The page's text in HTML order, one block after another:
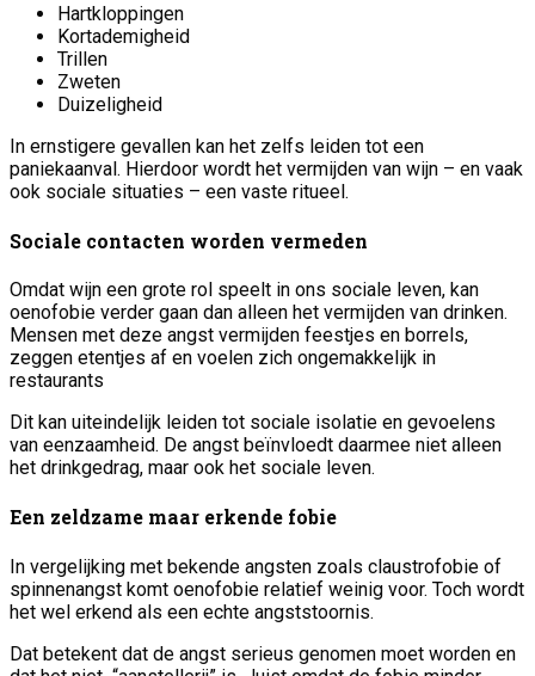
Hartkloppingen
Kortademigheid
Trillen
Zweten
Duizeligheid
In ernstigere gevallen kan het zelfs leiden tot een
paniekaanval. Hierdoor wordt het vermijden van wijn – en vaak
ook sociale situaties – een vaste ritueel.
Sociale contacten worden vermeden
Omdat wijn een grote rol speelt in ons sociale leven, kan
oenofobie verder gaan dan alleen het vermijden van drinken.
Mensen met deze angst vermijden feestjes en borrels,
zeggen etentjes af en voelen zich ongemakkelijk in
restaurants
Dit kan uiteindelijk leiden tot sociale isolatie en gevoelens
van eenzaamheid. De angst beïnvloedt daarmee niet alleen
het drinkgedrag, maar ook het sociale leven.
Een zeldzame maar erkende fobie
In vergelijking met bekende angsten zoals claustrofobie of
spinnenangst komt oenofobie relatief weinig voor. Toch wordt
het wel erkend als een echte angststoornis.
Dat betekent dat de angst serieus genomen moet worden en